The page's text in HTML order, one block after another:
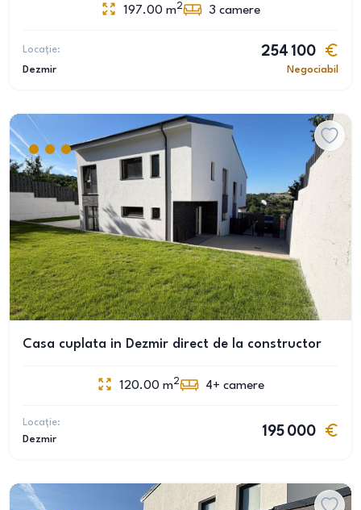
197.00 m2 3 camere
Locație:
Dezmir
254 100
Negociabil
Casa cuplata in Dezmir direct de la constructor
120.00 m2 4+ camere
Locație:
Dezmir
195 000